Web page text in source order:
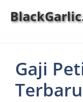
Gaji
Terbaru